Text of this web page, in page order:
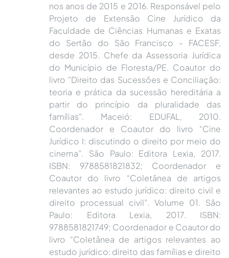
nos anos de 2015 e 2016. Responsável pelo
Projeto de Extensão Cine Jurídico da
Faculdade de Ciências Humanas e Exatas
do Sertão do São Francisco - FACESF,
desde 2015. Chefe da Assessoria Jurídica
do Município de Floresta/PE. Coautor do
livro "Direito das Sucessões e Conciliação:
teoria e prática da sucessão hereditária a
partir do princípio da pluralidade das
famílias". Maceió: EDUFAL, 2010.
Coordenador e Coautor do livro “Cine
Jurídico I: discutindo o direito por meio do
cinema”. São Paulo: Editora Lexia, 2017.
ISBN: 9788581821832; Coordenador e
Coautor do livro “Coletânea de artigos
relevantes ao estudo jurídico: direito civil e
direito processual civil”. Volume 01. São
Paulo: Editora Lexia, 2017. ISBN:
9788581821749; Coordenador e Coautor do
livro “Coletânea de artigos relevantes ao
estudo jurídico: direito das famílias e direito